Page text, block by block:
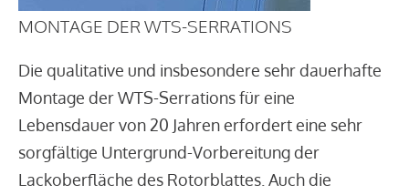
MONTAGE DER WTS-SERRATIONS
Die qualitative und insbesondere sehr dauerhafte
Montage der WTS-Serrations für eine
Lebensdauer von 20 Jahren erfordert eine sehr
sorgfältige Untergrund-Vorbereitung der
Lackoberfläche des Rotorblattes. Auch die